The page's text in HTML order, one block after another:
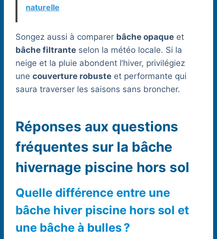
naturelle
Songez aussi à comparer bâche opaque et
bâche filtrante selon la météo locale. Si la
neige et la pluie abondent l’hiver, privilégiez
une couverture robuste et performante qui
saura traverser les saisons sans broncher.
Réponses aux questions
fréquentes sur la bâche
hivernage piscine hors sol
Quelle différence entre une
bâche hiver piscine hors sol et
une bâche à bulles ?